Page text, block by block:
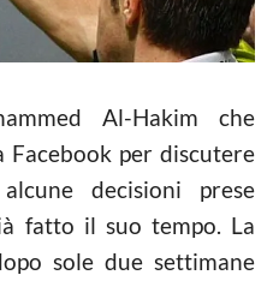
Al-Hakim che
Facebook per discutere
decisioni prese
fatto il suo tempo. La
sole due settimane